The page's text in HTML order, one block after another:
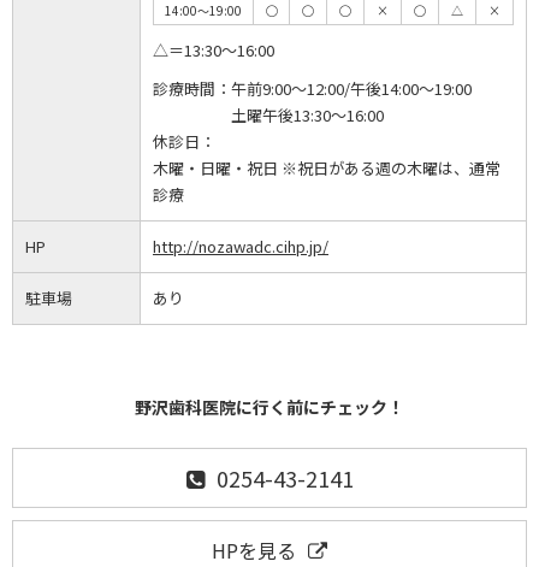
14:00～19:00
◯ ◯ ◯ × ◯ △ ×
△＝13:30～16:00
診療時間： 午前9:00～12:00/午後14:00～19:00
土曜午後13:30～16:00
休診日：
木曜・日曜・祝日 ※祝日がある週の木曜は、通常
診療
HP http://nozawadc.cihp.jp/
駐車場 あり
野沢歯科医院に行く前にチェック！
0254-43-2141
HPを見る